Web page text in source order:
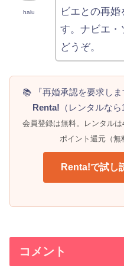
halu
ビエとの再婚
す。ナビエ・
どうぞ。
📚 『再婚承認を要求し
Renta! （レンタルな
会員登録は無料。レンタル
ポイント還元（無
Renta!で試し
コメント